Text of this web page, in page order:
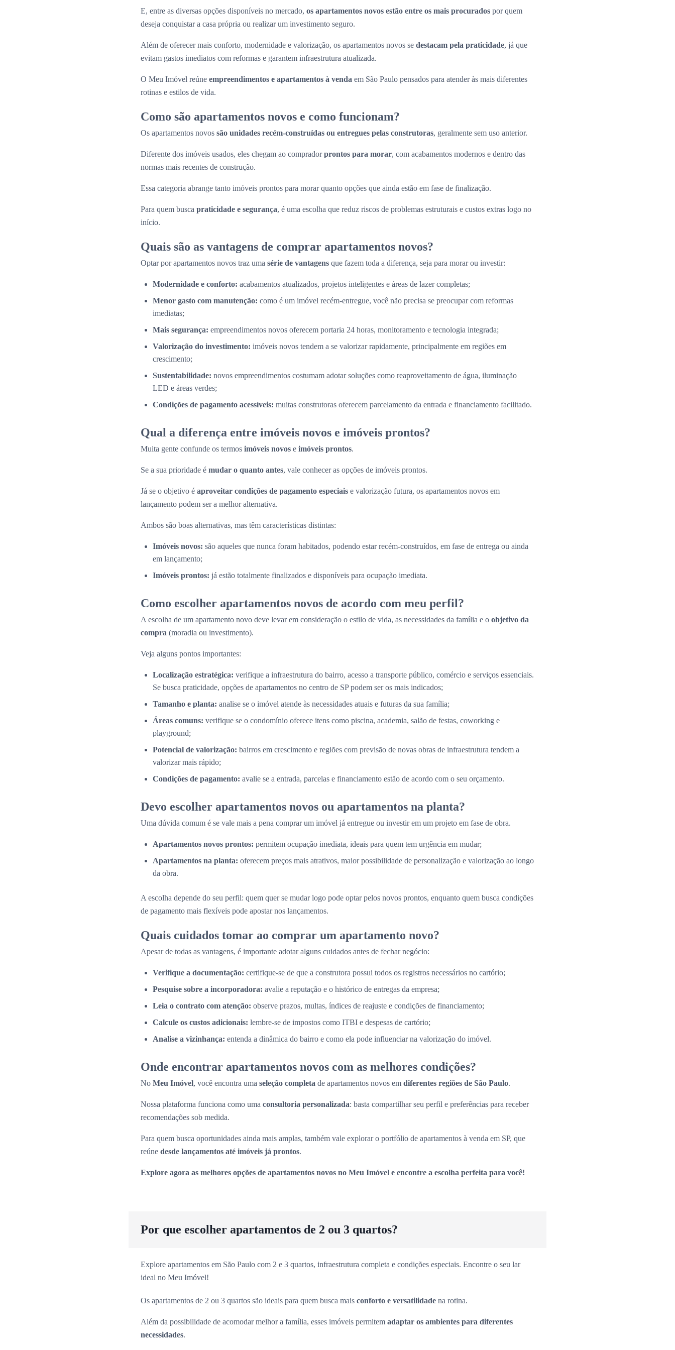
E, entre as diversas opções disponíveis no mercado, os apartamentos novos estão entre os mais procurados por quem
deseja conquistar a casa própria ou realizar um investimento seguro.
Além de oferecer mais conforto, modernidade e valorização, os apartamentos novos se destacam pela praticidade, já que
evitam gastos imediatos com reformas e garantem infraestrutura atualizada.
O Meu Imóvel reúne empreendimentos e apartamentos à venda em São Paulo pensados para atender às mais diferentes
rotinas e estilos de vida.
Como são apartamentos novos e como funcionam?
Os apartamentos novos são unidades recém-construídas ou entregues pelas construtoras, geralmente sem uso anterior.
Diferente dos imóveis usados, eles chegam ao compradorprontos para morar, com acabamentos modernos e dentro das
normas mais recentes de construção.
Essa categoria abrange tanto imóveis prontos para morar quanto opções que ainda estão em fase de finalização.
Para quem busca praticidade e segurança, é uma escolha que reduz riscos de problemas estruturais e custos extras logo no
início.
Quais são as vantagens de comprar apartamentos novos?
Optar por apartamentos novos traz uma série de vantagens que fazem toda a diferença, seja para morar ou investir:
Modernidade e conforto: acabamentos atualizados, projetos inteligentes e áreas de lazer completas;
Menor gasto com manutenção: como é um imóvel recém-entregue, você não precisa se preocupar com reformas
imediatas;
Mais segurança: empreendimentos novos oferecem portaria 24 horas, monitoramento e tecnologia integrada;
Valorização do investimento: imóveis novos tendem a se valorizar rapidamente, principalmente em regiões em
crescimento;
Sustentabilidade: novos empreendimentos costumam adotar soluções como reaproveitamento de água, iluminação
LED e áreas verdes;
Condições de pagamento acessíveis: muitas construtoras oferecem parcelamento da entrada e financiamento facilitado.
Qual a diferença entre imóveis novos e imóveis prontos?
Muita gente confunde os termos imóveis novos e imóveis prontos.
Se a sua prioridade é mudar o quanto antes, vale conhecer as opções de imóveis prontos.
Já se o objetivo é aproveitar condições de pagamento especiais e valorização futura, os apartamentos novos em
lançamento podem ser a melhor alternativa.
Ambos são boas alternativas, mas têm características distintas:
Imóveis novos: são aqueles que nunca foram habitados, podendo estar recém-construídos, em fase de entrega ou ainda
em lançamento;
Imóveis prontos: já estão totalmente finalizados e disponíveis para ocupação imediata.
Como escolher apartamentos novos de acordo com meu perfil?
A escolha de um apartamento novo deve levar em consideração o estilo de vida, as necessidades da família e o objetivo da
compra (moradia ou investimento).
Veja alguns pontos importantes:
Localização estratégica: verifique a infraestrutura do bairro, acesso a transporte público, comércio e serviços essenciais.
Se busca praticidade, opções de apartamentos no centro de SP podem ser os mais indicados;
Tamanho e planta: analise se o imóvel atende às necessidades atuais e futuras da sua família;
Áreas comuns: verifique se o condomínio oferece itens como piscina, academia, salão de festas, coworking e
playground;
Potencial de valorização: bairros em crescimento e regiões com previsão de novas obras de infraestrutura tendem a
valorizar mais rápido;
Condições de pagamento: avalie se a entrada, parcelas e financiamento estão de acordo com o seu orçamento.
Devo escolher apartamentos novos ou apartamentos na planta?
Uma dúvida comum é se vale mais a pena comprar um imóvel já entregue ou investir em um projeto em fase de obra.
Apartamentos novos prontos: permitem ocupação imediata, ideais para quem tem urgência em mudar;
Apartamentos na planta: oferecem preços mais atrativos, maior possibilidade de personalização e valorização ao longo
da obra.
A escolha depende do seu perfil: quem quer se mudar logo pode optar pelos novos prontos, enquanto quem busca condições
de pagamento mais flexíveis pode apostar nos lançamentos.
Quais cuidados tomar ao comprar um apartamento novo?
Apesar de todas as vantagens, é importante adotar alguns cuidados antes de fechar negócio:
Verifique a documentação: certifique-se de que a construtora possui todos os registros necessários no cartório;
Pesquise sobre a incorporadora: avalie a reputação e o histórico de entregas da empresa;
Leia o contrato com atenção: observe prazos, multas, índices de reajuste e condições de financiamento;
Calcule os custos adicionais: lembre-se de impostos como ITBI e despesas de cartório;
Analise a vizinhança: entenda a dinâmica do bairro e como ela pode influenciar na valorização do imóvel.
Onde encontrar apartamentos novos com as melhores condições?
No Meu Imóvel, você encontra uma seleção completa de apartamentos novos em diferentes regiões de São Paulo.
Nossa plataforma funciona como uma consultoria personalizada: basta compartilhar seu perfil e preferências para receber
recomendações sob medida.
Para quem busca oportunidades ainda mais amplas, também vale explorar o portfólio de apartamentos à venda em SP, que
reúne desde lançamentos até imóveis já prontos.
Explore agora as melhores opções de apartamentos novos no Meu Imóvel e encontre a escolha perfeita para você!
Por que escolher apartamentos de 2 ou 3 quartos?
Explore apartamentos em São Paulo com 2 e 3 quartos, infraestrutura completa e condições especiais. Encontre o seu lar
ideal no Meu Imóvel!
Os apartamentos de 2 ou 3 quartos são ideais para quem busca mais conforto e versatilidade na rotina.
Além da possibilidade de acomodar melhor a família, esses imóveis permitem adaptar os ambientes para diferentes
necessidades.